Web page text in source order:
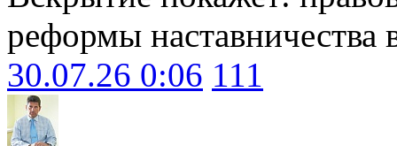
реформы наставничества
30.07.26 0:06 111